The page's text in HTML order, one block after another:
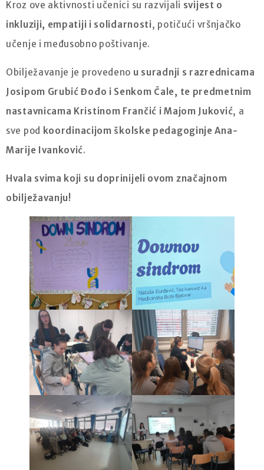
Kroz ove aktivnosti učenici su razvijali svijest o
inkluziji, empatiji i solidarnosti, potičući vršnjačko
učenje i međusobno poštivanje.
Obilježavanje je provedeno u suradnji s razrednicama
Josipom Grubić Đođo i Senkom Čale, te predmetnim
nastavnicama Kristinom Frančić i Majom Juković, a
sve pod koordinacijom školske pedagoginje Ana-
Marije Ivanković.
Hvala svima koji su doprinijeli ovom značajnom
obilježavanju!